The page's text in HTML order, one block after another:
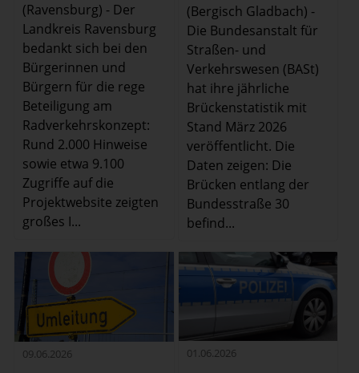
(Ravensburg) - Der
Landkreis Ravensburg
bedankt sich bei den
Bürgerinnen und
Bürgern für die rege
Beteiligung am
Radverkehrskonzept:
Rund 2.000 Hinweise
sowie etwa 9.100
Zugriffe auf die
Projektwebsite zeigten
großes I...
(Bergisch Gladbach) -
Die Bundesanstalt für
Straßen- und
Verkehrswesen (BASt)
hat ihre jährliche
Brückenstatistik mit
Stand März 2026
veröffentlicht. Die
Daten zeigen: Die
Brücken entlang der
Bundesstraße 30
befind...
09.06.2026 01.06.2026